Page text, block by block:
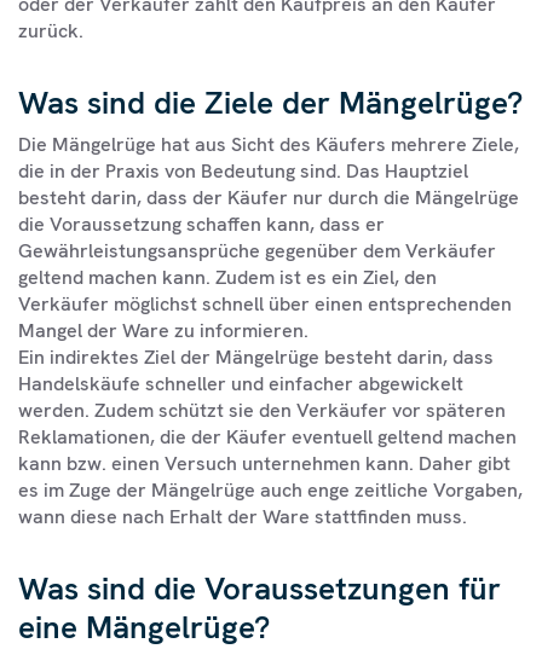
zurück.
Was sind die Ziele der Mängelrüge?
Die Mängelrüge hat aus Sicht des Käufers mehrere Ziele,
die in der Praxis von Bedeutung sind. Das Hauptziel
besteht darin, dass der Käufer nur durch die Mängelrüge
die Voraussetzung schaffen kann, dass er
Gewährleistungsansprüche gegenüber dem Verkäufer
geltend machen kann. Zudem ist es ein Ziel, den
Verkäufer möglichst schnell über einen entsprechenden
Mangel der Ware zu informieren.
Ein indirektes Ziel der Mängelrüge besteht darin, dass
Handelskäufe schneller und einfacher abgewickelt
werden. Zudem schützt sie den Verkäufer vor späteren
Reklamationen, die der Käufer eventuell geltend machen
kann bzw. einen Versuch unternehmen kann. Daher gibt
es im Zuge der Mängelrüge auch enge zeitliche Vorgaben,
wann diese nach Erhalt der Ware stattfinden muss.
Was sind die Voraussetzungen für
eine Mängelrüge?